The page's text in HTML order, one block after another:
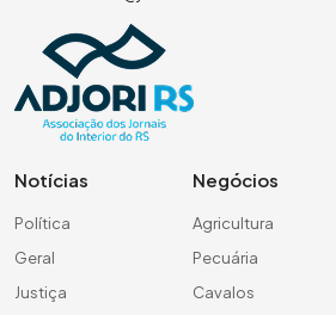
Notícias
Política
Geral
Justiça
Negócios
Agricultura
Pecuária
Cavalos